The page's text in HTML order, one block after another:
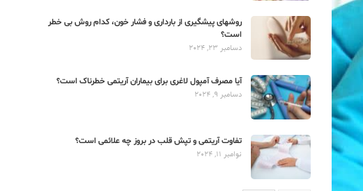
روشهای پیشگیری از بارداری و فشار خون، کدام روش بی خطر
است؟
دسامبر 23, 2024
آیا مصرف آمپول لاغری برای بیماران آریتمی خطرناک است؟
دسامبر 9, 2024
تفاوت آریتمی و تپش قلب در بروز چه علائمی است؟
نوامبر 11, 2024